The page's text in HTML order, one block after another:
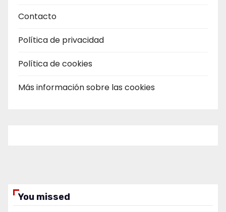
Contacto
Política de privacidad
Política de cookies
Más información sobre las cookies
You missed